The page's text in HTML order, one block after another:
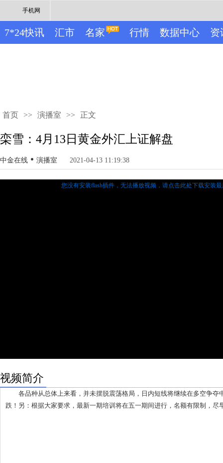
手机网
7*24快讯 汇市 名家 行情 数据中心 资
首页 >> 演播室 >> 正文
栾雪：4月13日黄金外汇上证解盘
中金在线 • 演播室 2021-04-13 11:19:38
您没有安装flash插件，无法播放视频， 请点击此处下载安装
视频简介
各品种从总体上来看，并未摆脱震荡格局，日内短线将继续在多空争夺
跌！另：根据大家要求，最新一期培训将在五一期间进行，名额有限制，尽